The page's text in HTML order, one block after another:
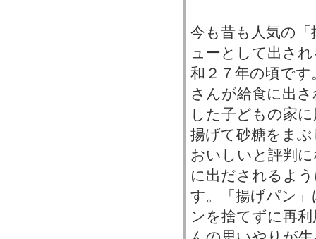
今も昔も人気の
ューとして出さ
和２７年の頃です
さんが給食に出
した子どもの家
揚げて砂糖をま
おいしいと評判
に出だされるよ
す。「揚げパン
ンを捨てずに再